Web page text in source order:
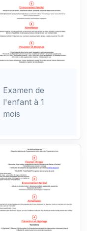
Examen de
l'enfant à 1
mois